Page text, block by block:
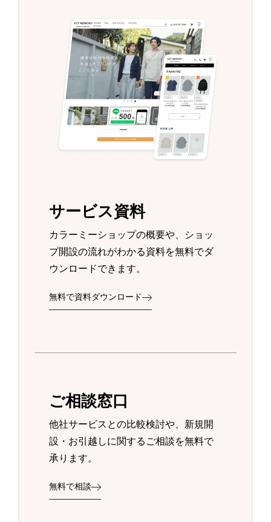
サービス資料
カラーミーショップの概要や、ショッ
プ開設の流れがわかる資料を無料でダ
ウンロードできます。
無料で資料ダウンロード
ご相談窓口
他社サービスとの比較検討や、新規開
設・お引越しに関するご相談を無料で
承ります。
無料で相談